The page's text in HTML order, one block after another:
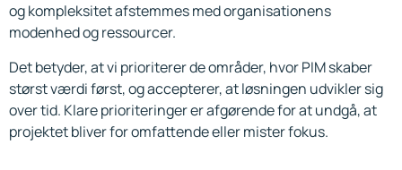
og kompleksitet afstemmes med organisationens
modenhed og ressourcer.
Det betyder, at vi prioriterer de områder, hvor PIM skaber
størst værdi først, og accepterer, at løsningen udvikler sig
over tid. Klare prioriteringer er afgørende for at undgå, at
projektet bliver for omfattende eller mister fokus.